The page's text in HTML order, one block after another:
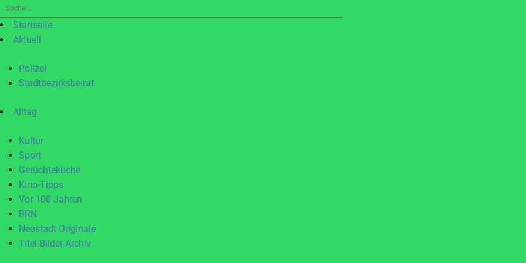
Suche
nach:Startseite
Aktuell
Polizei
Stadtbezirksbeirat
Alltag
Kultur
Sport
Gerüchteküche
Kino-Tipps
Vor 100 Jahren
BRN
Neustadt Originale
Titel-Bilder-Archiv